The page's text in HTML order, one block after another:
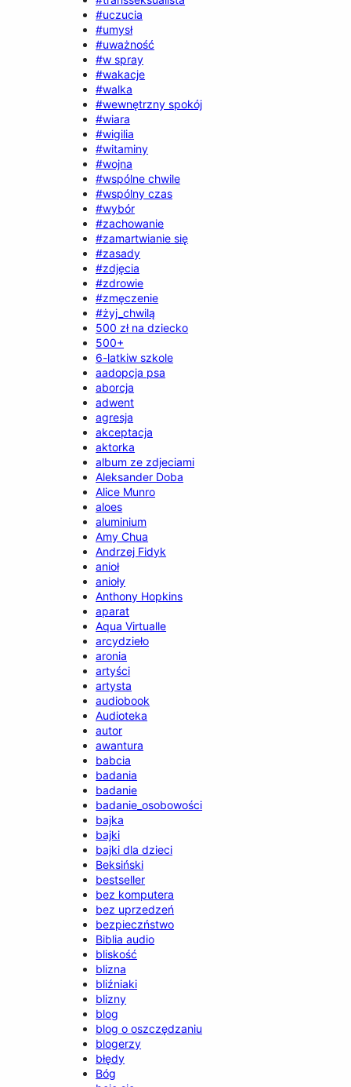
#uczucia
#umysł
#uważność
#w spray
#wakacje
#walka
#wewnętrzny spokój
#wiara
#wigilia
#witaminy
#wojna
#wspólne chwile
#wspólny czas
#wybór
#zachowanie
#zamartwianie się
#zasady
#zdjęcia
#zdrowie
#zmęczenie
#żyj_chwilą
500 zł na dziecko
500+
6-latkiw szkole
aadopcja psa
aborcja
adwent
agresja
akceptacja
aktorka
album ze zdjeciami
Aleksander Doba
Alice Munro
aloes
aluminium
Amy Chua
Andrzej Fidyk
anioł
anioły
Anthony Hopkins
aparat
Aqua Virtualle
arcydzieło
aronia
artyści
artysta
audiobook
Audioteka
autor
awantura
babcia
badania
badanie
badanie_osobowości
bajka
bajki
bajki dla dzieci
Beksiński
bestseller
bez komputera
bez uprzedzeń
bezpieczństwo
Biblia audio
bliskość
blizna
bliźniaki
blizny
blog
blog o oszczędzaniu
blogerzy
błędy
Bóg